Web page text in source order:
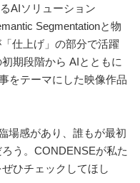
AIソリューション
Segmentationと物
仕上げ」の部分で活躍
期段階から AIとともに
をテーマにした映像作品
場感があり、誰もが最初
う。CONDENSEが私た
ひチェックしてほし